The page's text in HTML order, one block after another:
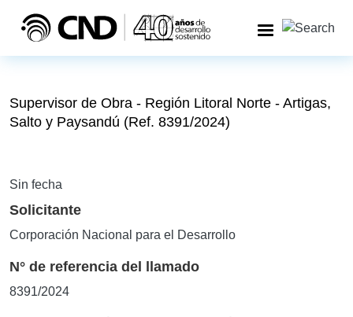
Supervisor de Obra - Región Litoral Norte - Artigas,
Salto y Paysandú (Ref. 8391/2024)
Sin fecha
Solicitante
Corporación Nacional para el Desarrollo
N° de referencia del llamado
8391/2024